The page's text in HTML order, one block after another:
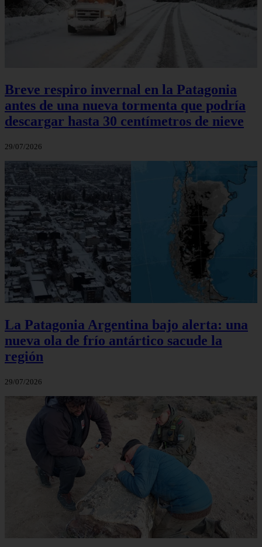
Breve respiro invernal en la Patagonia
antes de una nueva tormenta que podría
descargar hasta 30 centímetros de nieve
29/07/2026
La Patagonia Argentina bajo alerta: una
nueva ola de frío antártico sacude la
región
29/07/2026